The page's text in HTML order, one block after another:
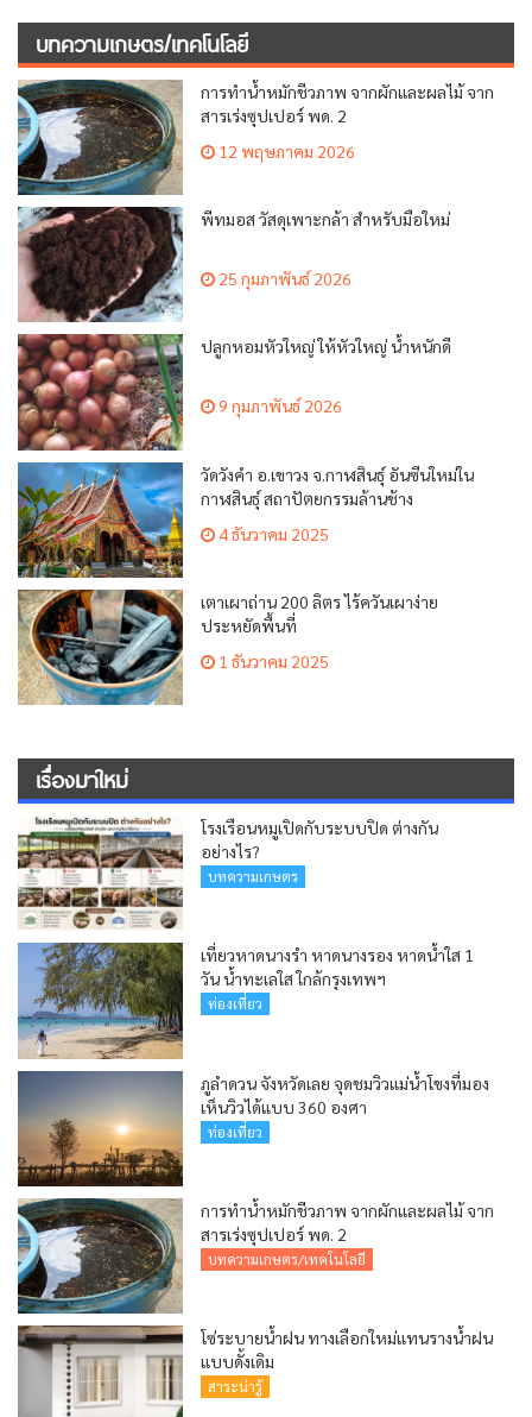
บทความเกษตร/เทคโนโลยี
การทำน้ำหมักชีวภาพ จากผักและผลไม้ จาก
สารเร่งซุปเปอร์ พด. 2
12 พฤษภาคม 2026
พีทมอส วัสดุเพาะกล้า สำหรับมือใหม่
25 กุมภาพันธ์ 2026
ปลูกหอมหัวใหญ่ ให้หัวใหญ่ น้ำหนักดี
9 กุมภาพันธ์ 2026
วัดวังคำ อ.เขาวง จ.กาฬสินธุ์ อันซีนใหม่ใน
กาฬสินธุ์ สถาปัตยกรรมล้านช้าง
4 ธันวาคม 2025
เตาเผาถ่าน 200 ลิตร ไร้ควันเผาง่าย
ประหยัดพื้นที่
1 ธันวาคม 2025
เรื่องมาใหม่
โรงเรือนหมูเปิดกับระบบปิด ต่างกัน
อย่างไร?
บทความเกษตร
เที่ยวหาดนางรำ หาดนางรอง หาดน้ำใส 1
วัน น้ำทะเลใส ใกล้กรุงเทพฯ
ท่องเที่ยว
ภูลำดวน จังหวัดเลย จุดชมวิวแม่น้ำโขงที่มอง
เห็นวิวได้แบบ 360 องศา
ท่องเที่ยว
การทำน้ำหมักชีวภาพ จากผักและผลไม้ จาก
สารเร่งซุปเปอร์ พด. 2
บทความเกษตร/เทคโนโลยี
โซ่ระบายน้ำฝน ทางเลือกใหม่แทนรางน้ำฝน
แบบดั้งเดิม
สาระน่ารู้